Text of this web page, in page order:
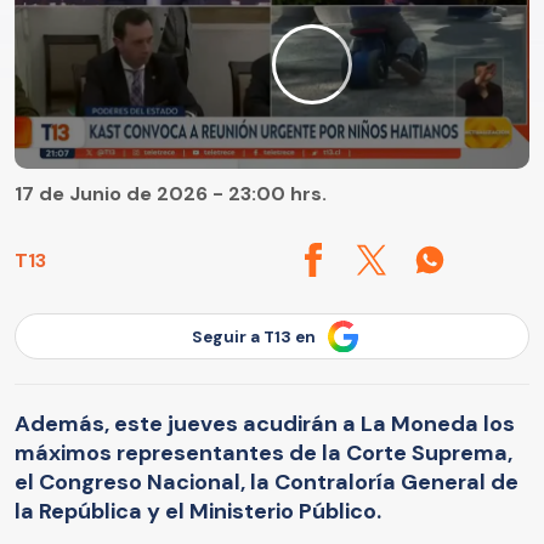
T13
17 de Junio de 2026 - 23:00 hrs.
Seguir a T13 en
Además, este jueves acudirán a La Moneda los
máximos representantes de la Corte Suprema,
el Congreso Nacional, la Contraloría General de
la República y el Ministerio Público.